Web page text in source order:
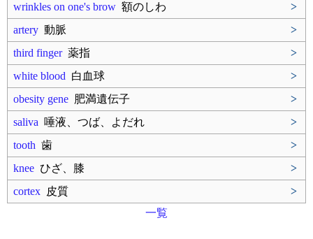
wrinkles on one's brow 額のしわ
>
artery 動脈
>
third finger薬指
>
white blood 白血球
>
obesity gene 肥満遺伝子
>
saliva 唾液、つば、よだれ
>
tooth 歯
>
knee ひざ、膝
>
cortex 皮質
>
一覧